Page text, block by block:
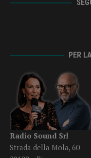
PER
Radio Sound Srl
Strada della Mola, 60